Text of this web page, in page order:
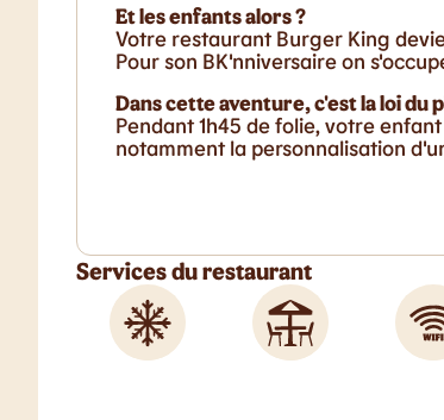
Et les enfants alors ?
Votre restaurant Burger King
Pour son BK'nniversaire on
Dans cette aventure, c'est la loi du
Pendant 1h45 de folie, votre
notamment la personnalisation
Services du restaurant